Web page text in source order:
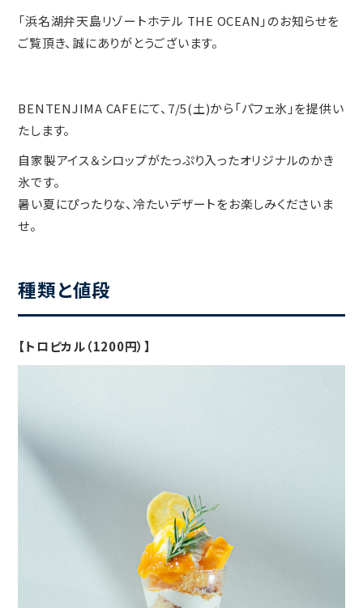
「浜名湖弁天島リゾートホテル THE OCEAN」のお知らせを
ご覧頂き、誠にありがとうございます。
BENTENJIMA CAFEにて、7/5(土)から「パフェ氷」を提供い
たします。
自家製アイス＆シロップがたっぷり入ったオリジナルのかき
氷です。
暑い夏にぴったりな、冷たいデザートをお楽しみくださいま
せ。
種類と値段
【トロピカル（1200円）】